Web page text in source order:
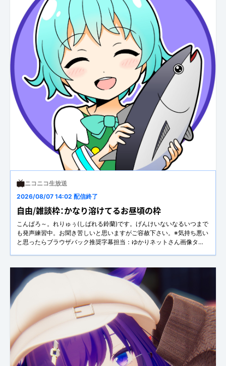
ニコニコ生放送
2026/08/07 14:02 配信終了
自由/雑談枠：かなり溶けてるお昼頃の枠
こんぱろ～。れりゅぅ(しばれる鈴蘭)です。げんけいないなるいつまで
も発声練習中。お聞き苦しいと思いますがご容赦下さい。※気持ち悪い
と思ったらブラウザバック推奨字幕担当：ゆかりネットさん画像タ
https://discord.gg/DZYKHyP